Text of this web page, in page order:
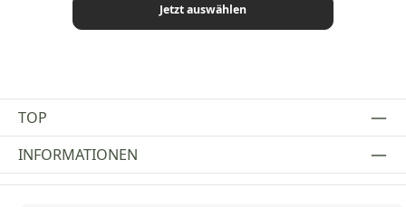
Jetzt auswählen
TOP
INFORMATIONEN
GESETZLICHE INFORMATIONEN